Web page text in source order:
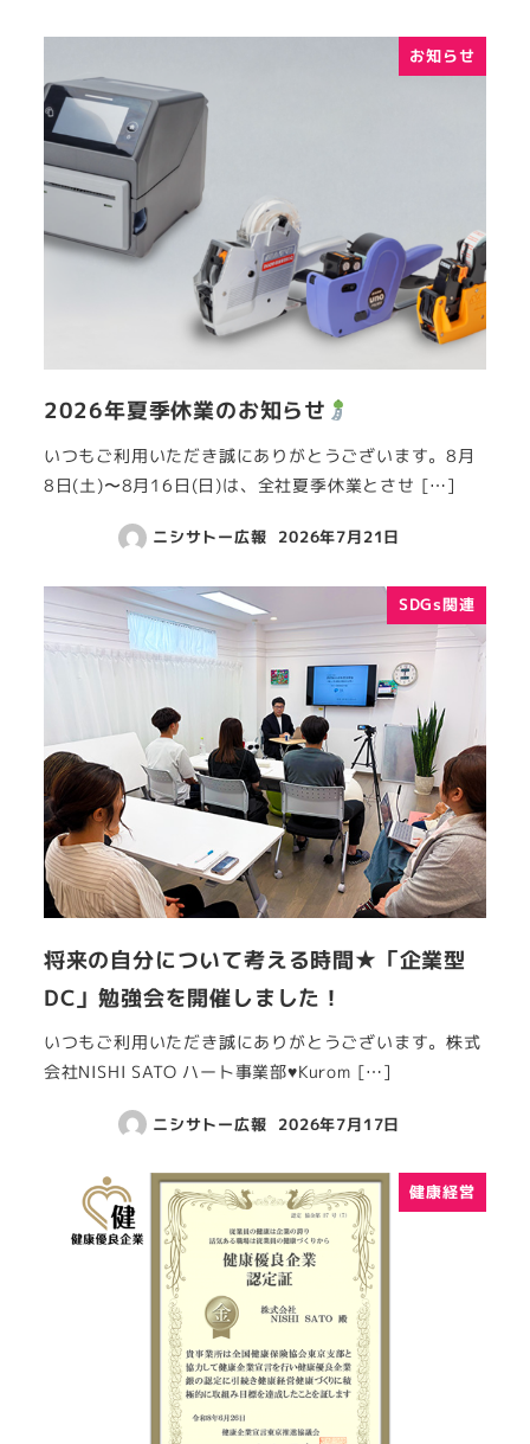
お知らせ
2026年夏季休業のお知らせ
いつもご利用いただき誠にありがとうございます。8月
8日(土)〜8月16日(日)は、全社夏季休業とさせ […]
ニシサトー広報 2026年7月21日
SDGs関連
将来の自分について考える時間★「企業型
DC」勉強会を開催しました！
いつもご利用いただき誠にありがとうございます。株式
会社NISHI SATO ハート事業部♥Kurom […]
ニシサトー広報 2026年7月17日
健康経営